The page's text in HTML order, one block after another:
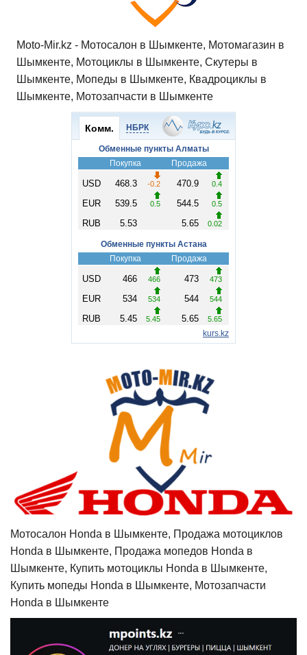
Moto-Mir.kz - Мотосалон в Шымкенте, Мотомагазин в
Шымкенте, Мотоциклы в Шымкенте, Скутеры в
Шымкенте, Мопеды в Шымкенте, Квадроциклы в
Шымкенте, Мотозапчасти в Шымкенте
Мотосалон Honda в Шымкенте, Продажа мотоциклов
Honda в Шымкенте, Продажа мопедов Honda в
Шымкенте, Купить мотоциклы Honda в Шымкенте,
Купить мопеды Honda в Шымкенте, Мотозапчасти
Honda в Шымкенте